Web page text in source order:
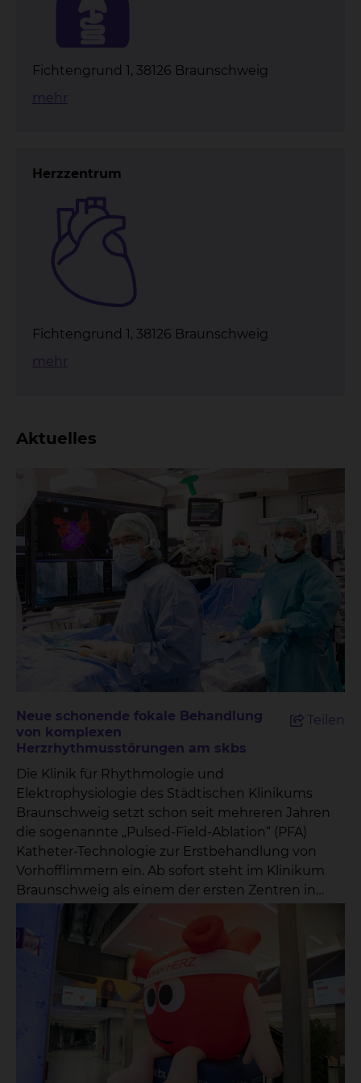
Fichtengrund 1, 38126 Braunschweig
mehr
Herzzentrum
Fichtengrund 1, 38126 Braunschweig
mehr
Aktuelles
Neue schonende fokale Behandlung
von komplexen
Herzrhythmusstörungen am skbs
Teilen
Die Klinik für Rhythmologie und
Elektrophysiologie des Städtischen Klinikums
Braunschweig setzt schon seit mehreren Jahren
die sogenannte „Pulsed-Field-Ablation“ (PFA)
Katheter-Technologie zur Erstbehandlung von
Vorhofflimmern ein. Ab sofort steht im Klinikum
Braunschweig als einem der ersten Zentren in
Deutschland und als erstem Krankenhaus in
Niedersachsen auch eine neue Generation der
PFA Technologie zur Behandlung von
Herzrhythmusstörungen zur Verfügung. Die
neuen Katheter erlauben jetzt die fokale Abgabe
von PFA und/oder Hochfrequenzstrom, um ganz
gezielt Herzrhythmusstörungen zu behandeln
und, wenn notwendig, auch Areale auszuschalten,
die tiefer in der Herzmuskulatur oder in